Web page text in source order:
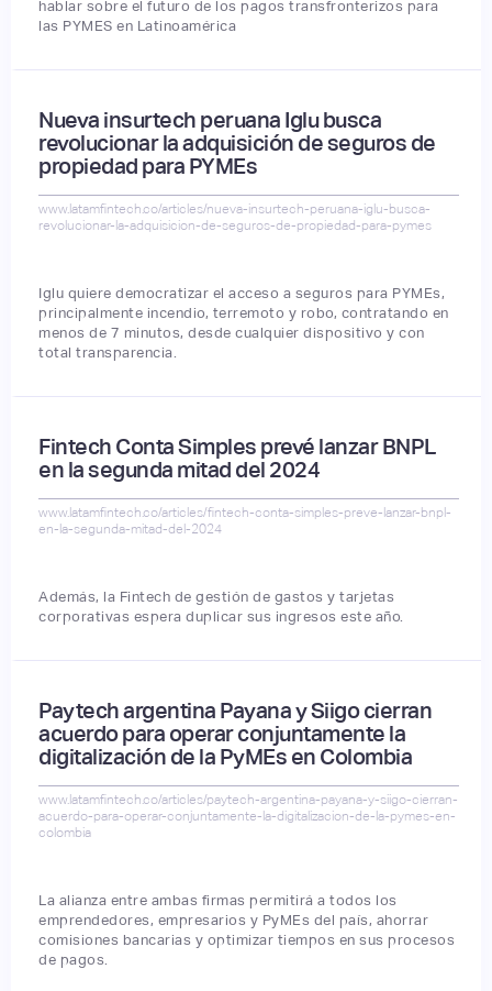
hablar sobre el futuro de los pagos transfronterizos para
las PYMES en Latinoamérica
Nueva insurtech peruana Iglu busca
revolucionar la adquisición de seguros de
propiedad para PYMEs
www.latamfintech.co/articles/nueva-insurtech-peruana-iglu-busca-
revolucionar-la-adquisicion-de-seguros-de-propiedad-para-pymes
Iglu quiere democratizar el acceso a seguros para PYMEs,
principalmente incendio, terremoto y robo, contratando en
menos de 7 minutos, desde cualquier dispositivo y con
total transparencia.
Fintech Conta Simples prevé lanzar BNPL
en la segunda mitad del 2024
www.latamfintech.co/articles/fintech-conta-simples-preve-lanzar-bnpl-
en-la-segunda-mitad-del-2024
Además, la Fintech de gestión de gastos y tarjetas
corporativas espera duplicar sus ingresos este año.
Paytech argentina Payana y Siigo cierran
acuerdo para operar conjuntamente la
digitalización de la PyMEs en Colombia
www.latamfintech.co/articles/paytech-argentina-payana-y-siigo-cierran-
acuerdo-para-operar-conjuntamente-la-digitalizacion-de-la-pymes-en-
colombia
La alianza entre ambas firmas permitirá a todos los
emprendedores, empresarios y PyMEs del país, ahorrar
comisiones bancarias y optimizar tiempos en sus procesos
de pagos.